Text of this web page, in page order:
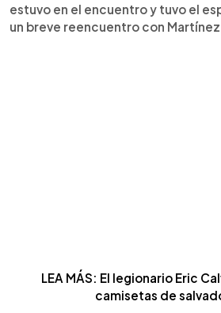
estuvo en el encuentro y tuvo el
un breve reencuentro con Martínez.
LEA MÁS: El legionario Eric
camisetas de